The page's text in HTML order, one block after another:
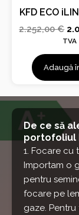
KFD ECO
2.252,00€
TVA
Adaugă
De ce să
portofoliul
1. Focare cu
Importam o
pentru
focare pe
gaze.